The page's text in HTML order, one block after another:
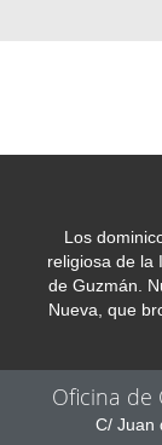
Los
religiosa de la
de Guzmán.
Nueva, que
Oficina de
C/ Juan